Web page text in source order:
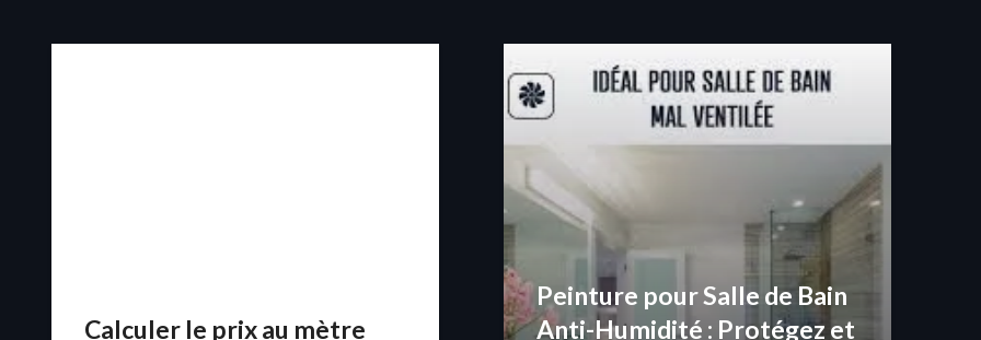
Calculer le prix au mètre
Peinture pour Salle de Bain
Anti-Humidité : Protégez et